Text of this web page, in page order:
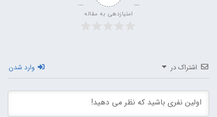
امتیازدهی به مقاله
اشتراک در وارد شدن